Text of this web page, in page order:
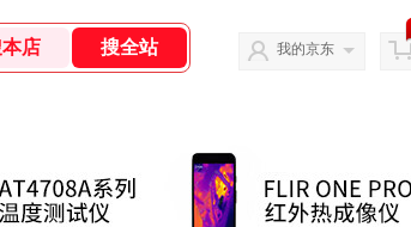
我的京东